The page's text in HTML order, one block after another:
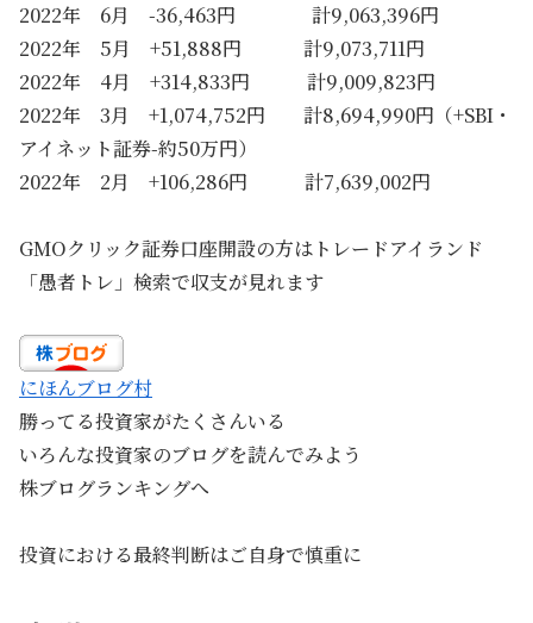
2022年 6月 -36,463円 計9,063,396円
2022年 5月 +51,888円 計9,073,711円
2022年 4月 +314,833円 計9,009,823円
2022年 3月 +1,074,752円 計8,694,990円（+SBI・
アイネット証券-約50万円）
2022年 2月 +106,286円 計7,639,002円
GMOクリック証券口座開設の方はトレードアイランド
「愚者トレ」検索で収支が見れます
にほんブログ村
勝ってる投資家がたくさんいる
いろんな投資家のブログを読んでみよう
株ブログランキングへ
投資における最終判断はご自身で慎重に